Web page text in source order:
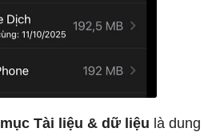
mục Tài liệu & dữ liệu là dung